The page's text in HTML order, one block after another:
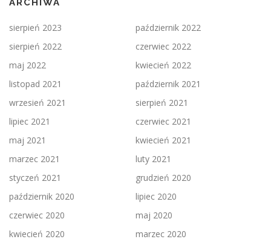
ARCHIWA
sierpień 2023
październik 2022
sierpień 2022
czerwiec 2022
maj 2022
kwiecień 2022
listopad 2021
październik 2021
wrzesień 2021
sierpień 2021
lipiec 2021
czerwiec 2021
maj 2021
kwiecień 2021
marzec 2021
luty 2021
styczeń 2021
grudzień 2020
październik 2020
lipiec 2020
czerwiec 2020
maj 2020
kwiecień 2020
marzec 2020